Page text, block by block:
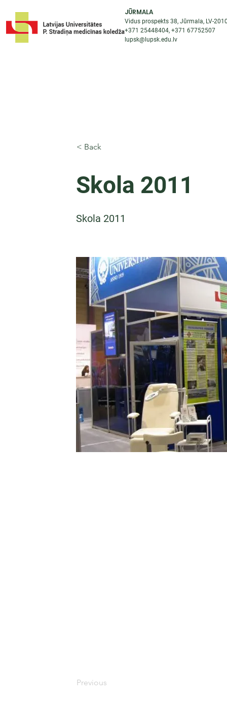
JŪRMALA
Vidus prospekts 38, Jūrmala, LV-
+371 25448404, +371 67752507
lupsk@lupsk.edu.lv
< Back
Skola 2011
Skola 2011
Previous